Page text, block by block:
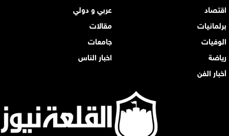
اقتصاد
عربي و دولي
برلمانيات
مقالات
الوفيات
جامعات
رياضة
اخبار الناس
أخبار الفن